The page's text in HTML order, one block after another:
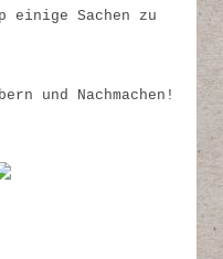
einige Sachen zu
und Nachmachen!